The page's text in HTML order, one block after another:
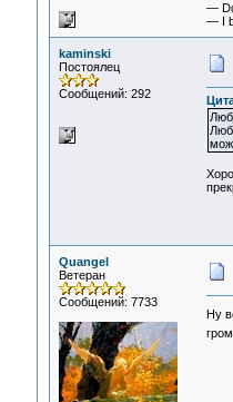
—
— I
kaminski
Постоялец
Сообщений: 292
Quangel
Ветеран
Сообщений: 7733
Ну